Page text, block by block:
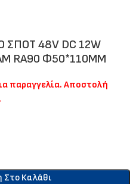
48V DC 12W
RA90 Φ50*110MM
παραγγελία. Αποστολή
Στο Καλάθι